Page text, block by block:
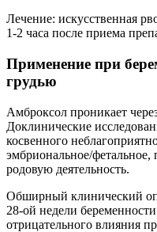
Лечение: искусственная
1-2 часа после приема
Применение при
грудью
Амброксол проникает
Доклинические
косвенного
эмбриональное/фетальное,
родовую деятельность.
Обширный клинический
28-ой недели
отрицательного влияния